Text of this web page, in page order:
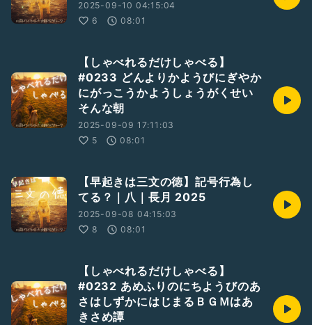
2025-09-10 04:15:04
6
08:01
【しゃべれるだけしゃべる】
#0233 どんよりかようびにぎやか
にがっこうかようしょうがくせい
そんな朝
2025-09-09 17:11:03
5
08:01
【早起きは三文の徳】記号行為し
てる？｜八｜長月 2025
2025-09-08 04:15:03
8
08:01
【しゃべれるだけしゃべる】
#0232 あめふりのにちようびのあ
さはしずかにはじまるＢＧＭはあ
きさめ譚